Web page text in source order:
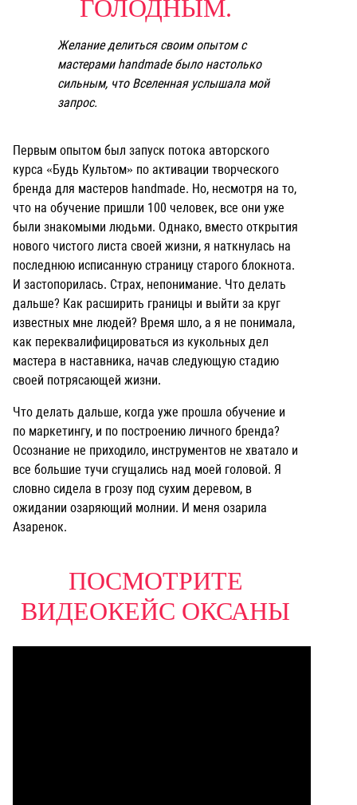
ГОЛОДНЫМ.
Желание делиться своим опытом с
мастерами handmade было настолько
сильным, что Вселенная услышала мой
запрос.
Первым опытом был запуск потока авторского
курса «Будь Культом» по активации творческого
бренда для мастеров handmade. Но, несмотря на то,
что на обучение пришли 100 человек, все они уже
были знакомыми людьми. Однако, вместо открытия
нового чистого листа своей жизни, я наткнулась на
последнюю исписанную страницу старого блокнота.
И застопорилась. Страх, непонимание. Что делать
дальше? Как расширить границы и выйти за круг
известных мне людей? Время шло, а я не понимала,
как переквалифицироваться из кукольных дел
мастера в наставника, начав следующую стадию
своей потрясающей жизни.
Что делать дальше, когда уже прошла обучение и
по маркетингу, и по построению личного бренда?
Осознание не приходило, инструментов не хватало и
все большие тучи сгущались над моей головой. Я
словно сидела в грозу под сухим деревом, в
ожидании озаряющий молнии. И меня озарила
Азаренок.
ПОСМОТРИТЕ
ВИДЕОКЕЙС ОКСАНЫ